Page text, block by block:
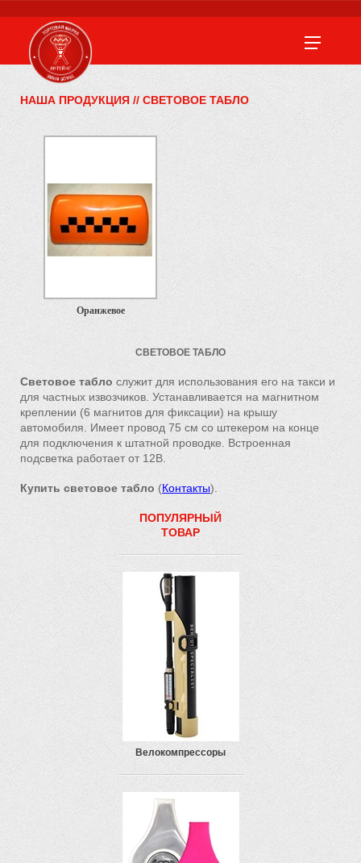
НАША ПРОДУКЦИЯ // СВЕТОВОЕ ТАБЛО
Оранжевое
СВЕТОВОЕ ТАБЛО
Световое табло служит для использования его на такси и
для частных извозчиков. Устанавливается на магнитном
креплении (6 магнитов для фиксации) на крышу
автомобиля. Имеет провод 75 см со штекером на конце
для подключения к штатной проводке. Встроенная
подсветка работает от 12В.
Купить световое табло (Контакты).
ПОПУЛЯРНЫЙ
ТОВАР
Велокомпрессоры